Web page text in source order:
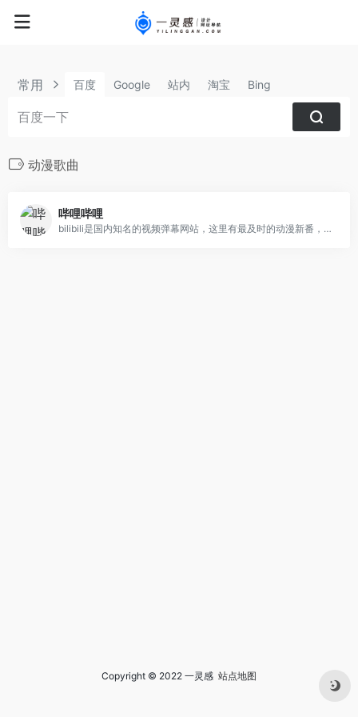
常用 百度 Google 站内 淘宝 Bing
动漫歌曲
哔哩哔哩
bilibili是国内知名的视频弹幕网站，这里有最及时的动漫新番，最棒的ACG氛围，最有创意的Up主。大家可以在这里找到许多欢乐。
Copyright © 2022 一灵感 站点地图